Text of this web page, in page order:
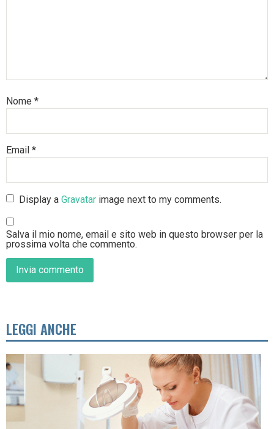
Nome *
Email *
Display aGravatar image next to my comments.
Salva il mio nome, email e sito web in questo browser per la
prossima volta che commento.
LEGGI ANCHE